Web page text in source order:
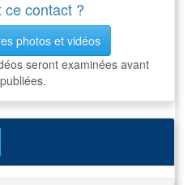
contact ?
photos et vidéos
seront examinées avant